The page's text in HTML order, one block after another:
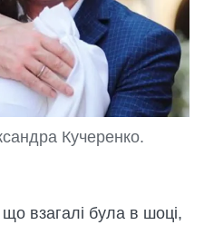
Кучеренко.
взагалі була в шоці,